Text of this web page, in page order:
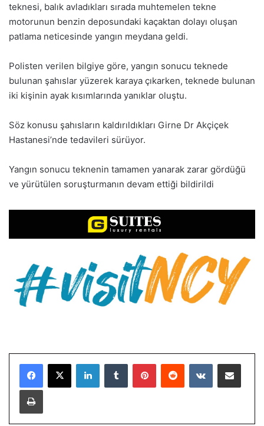
teknesi, balık avladıkları sırada muhtemelen tekne
motorunun benzin deposundaki kaçaktan dolayı oluşan
patlama neticesinde yangın meydana geldi.
Polisten verilen bilgiye göre, yangın sonucu teknede
bulunan şahıslar yüzerek karaya çıkarken, teknede bulunan
iki kişinin ayak kısımlarında yanıklar oluştu.
Söz konusu şahısların kaldırıldıkları Girne Dr Akçiçek
Hastanesi’nde tedavileri sürüyor.
Yangın sonucu teknenin tamamen yanarak zarar gördüğü
ve yürütülen soruşturmanın devam ettiği bildirildi
LinkedInTumblr PinterestReddit VKontakteE-Posta ile paylaş
Yazdır